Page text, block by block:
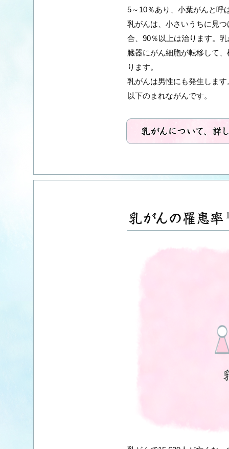
5～10％あり、小葉がんと呼
乳がんは、小さいうちに見
合、90％以上は治ります。
臓器にがん細胞が転移して
ります。
乳がんは男性にも発生しま
以下のまれながんです。